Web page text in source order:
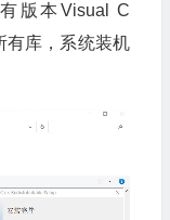
版本Visual C
有库，系统装机